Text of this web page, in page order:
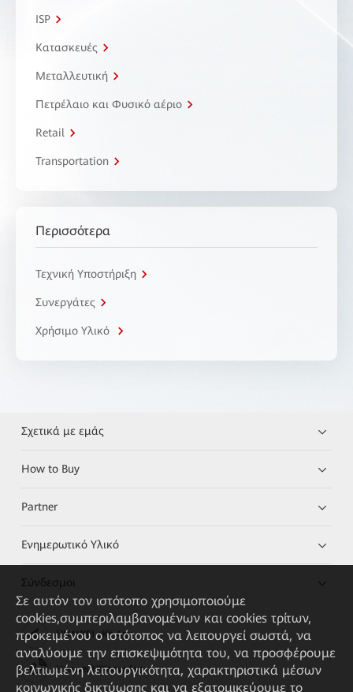
ISP
Κατασκευές
Μεταλλευτική
Πετρέλαιο και Φυσικό αέριο
Retail
Transportation
Περισσότερα
Τεχνική Υποστήριξη
Συνεργάτες
Χρήσιμο Υλικό
Σχετικά με εμάς
How to Buy
Partner
Ενημερωτικό Υλικό
Σύνδεσμοι
HUAWEI eKit App
Huawei HiKnow App
Σε αυτόν τον ιστότοπο χρησιμοποιούμε
cookies,συμπεριλαμβανομένων και cookies τρίτων,
προκειμένου ο ιστότοπος να λειτουργεί σωστά, να
αναλύουμε την επισκεψιμότητα του, να προσφέρουμε
βελτιωμένη λειτουργικότητα, χαρακτηριστικά μέσων
κοινωνικής δικτύωσης και να εξατομικεύουμε το